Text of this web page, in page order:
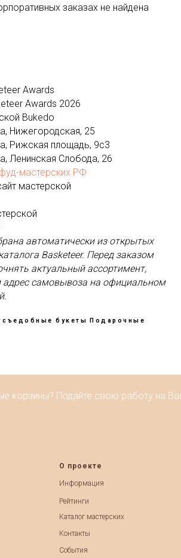
заказах не найдена
Awards
Awards 2026
Bukedo
Нижегородская, 25
Рижская площадь, 9с3
Ленинская Слобода, 26
мастерских РФ
мастерской
автоматически из открытых
Basketeer. Перед заказом
актуальный ассортимент,
адрес самовывоза на официальном
съедобные букеты
Подарочные
Подайте свою работу на
О проекте
Информация
Рейтинги
Каталог мастерских
Контакты
События